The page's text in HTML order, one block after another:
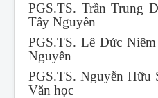
PGS.TS. Trần Trung
Tây Nguyên
PGS.TS. Lê Đức
Nguyên
PGS.TS. Nguyễn Hữu
Văn học